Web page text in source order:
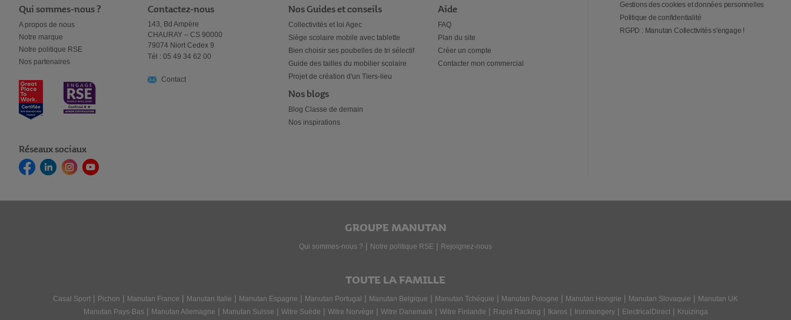
Qui sommes-nous ?
A propos de nous
Notre marque
Notre politique RSE
Nos partenaires
Réseaux sociaux
Contactez-nous
143, Bd Ampère
CHAURAY – CS 90000
79074 Niort Cedex 9
Tél : 05 49 34 62 00
Contact
Nos Guides et conseils
Collectivités et loi Agec
Siège scolaire mobile avec tablette
Bien choisir ses poubelles de tri sélectif
Guide des tailles du mobilier scolaire
Projet de création d'un Tiers-lieu
Nos blogs
Blog Classe de demain
Nos inspirations
Aide
FAQ
Plan du site
Créer un compte
Contacter mon commercial
Gestions des cookies et données personnelles
Politique de confidentialité
RGPD : Manutan Collectivités s'engage !
GROUPE MANUTAN
Qui sommes-nous ? | Notre politique RSE | Rejoignez-nous
TOUTE LA FAMILLE
Casal Sport | Pichon | Manutan France | Manutan Italie | Manutan Espagne | Manutan Portugal | Manutan Belgique | Manutan Tchéquie | Manutan Pologne | Manutan Hongrie | Manutan Slovaquie | Manutan UK
Manutan Pays-Bas | Manutan Allemagne | Manutan Suisse | Witre Suède | Witre Norvège | Witre Danemark| Witre Finlande | Rapid Racking | Ikaros | Ironmongery| ElectricalDirect| Kruizinga